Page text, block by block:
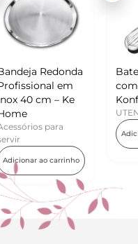
Batedor de Ovos
com Raspador –
Konfektt
UTENSÍLIOS
Adicionar ao carrinho